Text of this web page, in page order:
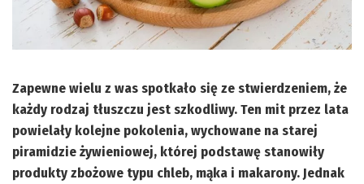
Zapewne wielu z was spotkało się ze stwierdzeniem, że
każdy rodzaj tłuszczu jest szkodliwy. Ten mit przez lata
powielały kolejne pokolenia, wychowane na starej
piramidzie żywieniowej, której podstawę stanowiły
produkty zbożowe typu chleb, mąka i makarony. Jednak